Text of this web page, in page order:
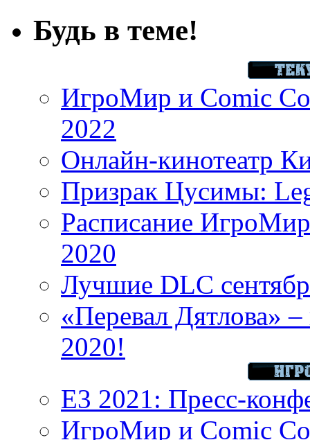
Будь в теме!
ИгроМир и Comic
2022
Онлайн-кинотеатр
Призрак Цусимы:
Расписание
2020
Лучшие DLC
«Перевал Дятлова»
2020!
E3 2021: Пресс-
ИгроМир и Comic